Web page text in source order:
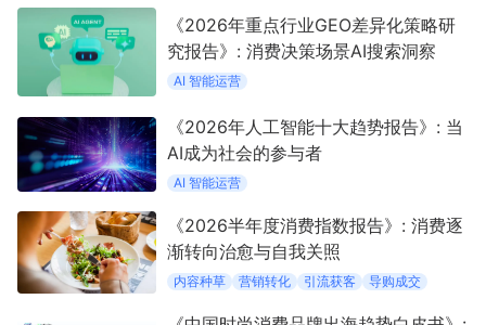
《2026年重点行业GEO差异化策略研
究报告》: 消费决策场景AI搜索洞察
AI 智能运营
《2026年人工智能十大趋势报告》: 当
AI成为社会的参与者
AI 智能运营
《2026半年度消费指数报告》: 消费逐
渐转向治愈与自我关照
内容种草 营销转化 引流获客 导购成交